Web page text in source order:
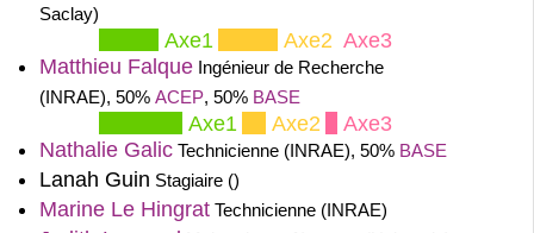
Saclay)
Axe1 Axe2 Axe3
Matthieu FalqueIngénieur de Recherche
(INRAE), 50% ACEP, 50% BASE
Axe1 Axe2 Axe3
Nathalie GalicTechnicienne (INRAE), 50% BASE
Lanah Guin Stagiaire ()
Marine Le HingratTechnicienne (INRAE)